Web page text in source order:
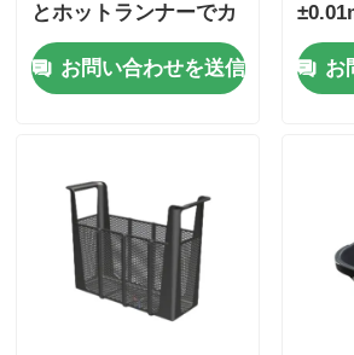
とホットランナーでカ
スタマイズされたデザ
イン家電模具
お問い合わせを送信
つ精
射型お